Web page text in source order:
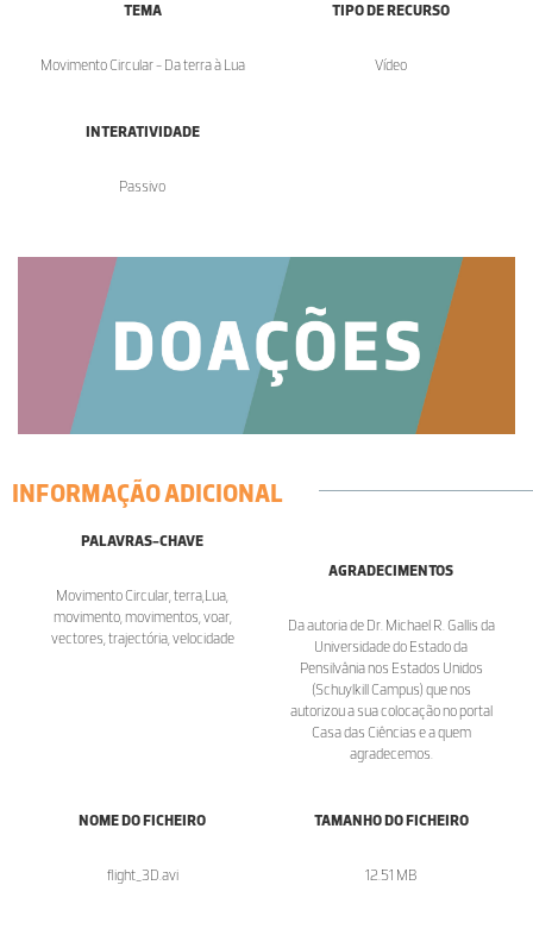
TEMA
Movimento Circular - Da terra à Lua
TIPO DE RECURSO
Vídeo
INTERATIVIDADE
Passivo
INFORMAÇÃO ADICIONAL
PALAVRAS-CHAVE
Movimento Circular, terra,Lua,
movimento, movimentos, voar,
vectores, trajectória, velocidade
AGRADECIMENTOS
Da autoria de Dr. Michael R. Gallis da
Universidade do Estado da
Pensilvânia nos Estados Unidos
(Schuylkill Campus) que nos
autorizou a sua colocação no portal
Casa das Ciências e a quem
agradecemos.
NOME DO FICHEIRO
flight_3D.avi
TAMANHO DO FICHEIRO
12.51 MB